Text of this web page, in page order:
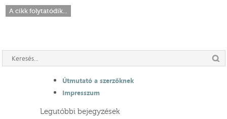
A cikk folytatódik...
Útmutató a szerzőknek
Impresszum
Legutóbbi bejegyzések